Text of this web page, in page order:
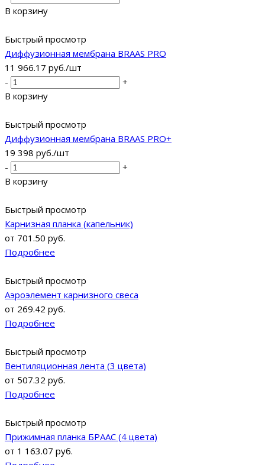
В корзину
Быстрый просмотр
Диффузионная мембрана BRAAS PRO
11 966.17 руб./шт
-
+
В корзину
Быстрый просмотр
Диффузионная мембрана BRAAS PRO+
19 398 руб./шт
-
+
В корзину
Быстрый просмотр
Карнизная планка (капельник)
от 701.50 руб.
Подробнее
Быстрый просмотр
Аэроэлемент карнизного свеса
от 269.42 руб.
Подробнее
Быстрый просмотр
Вентиляционная лента (3 цвета)
от 507.32 руб.
Подробнее
Быстрый просмотр
Прижимная планка БРААС (4 цвета)
от 1 163.07 руб.